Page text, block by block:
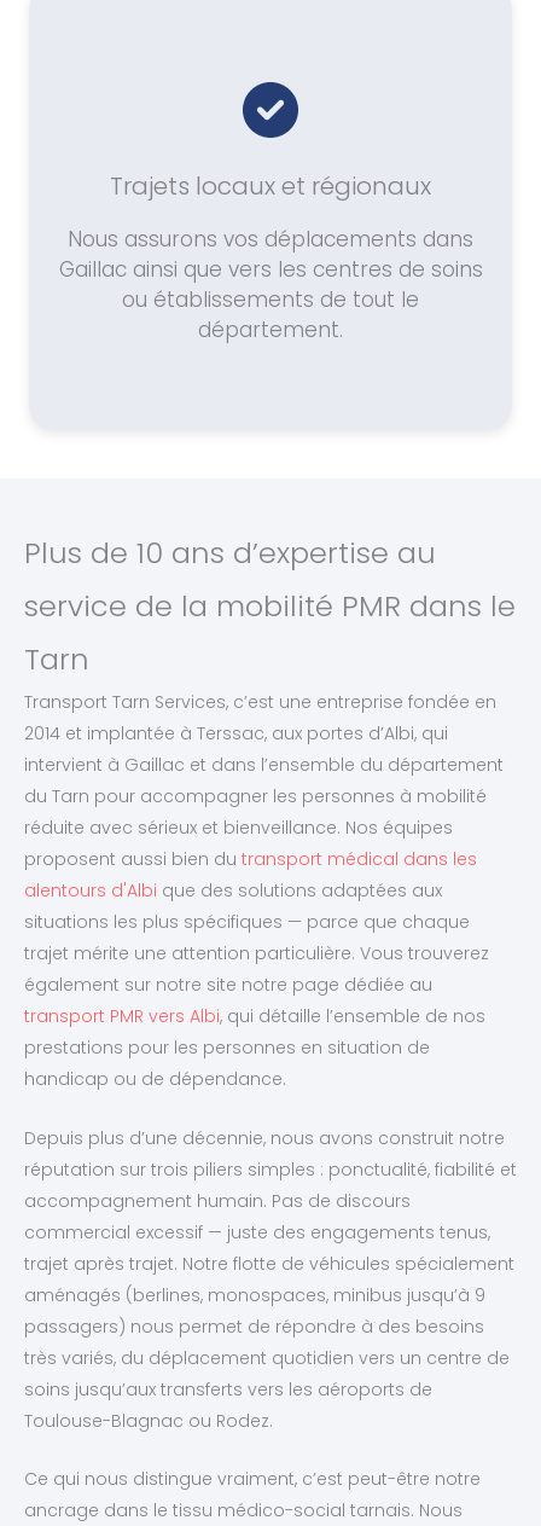
Trajets locaux et régionaux
Nous assurons vos déplacements dans
Gaillac ainsi que vers les centres de soins
ou établissements de tout le
département.
Plus de 10 ans d’expertise au
service de la mobilité PMR dans le
Tarn
Transport Tarn Services, c’est une entreprise fondée en
2014 et implantée à Terssac, aux portes d’Albi, qui
intervient à Gaillac et dans l’ensemble du département
du Tarn pour accompagner les personnes à mobilité
réduite avec sérieux et bienveillance. Nos équipes
proposent aussi bien du transport médical dans les
alentours d'Albi que des solutions adaptées aux
situations les plus spécifiques — parce que chaque
trajet mérite une attention particulière. Vous trouverez
également sur notre site notre page dédiée au
transport PMR vers Albi, qui détaille l’ensemble de nos
prestations pour les personnes en situation de
handicap ou de dépendance.
Depuis plus d’une décennie, nous avons construit notre
réputation sur trois piliers simples : ponctualité, fiabilité et
accompagnement humain. Pas de discours
commercial excessif — juste des engagements tenus,
trajet après trajet. Notre flotte de véhicules spécialement
aménagés (berlines, monospaces, minibus jusqu’à 9
passagers) nous permet de répondre à des besoins
très variés, du déplacement quotidien vers un centre de
soins jusqu’aux transferts vers les aéroports de
Toulouse-Blagnac ou Rodez.
Ce qui nous distingue vraiment, c’est peut-être notre
ancrage dans le tissu médico-social tarnais. Nous